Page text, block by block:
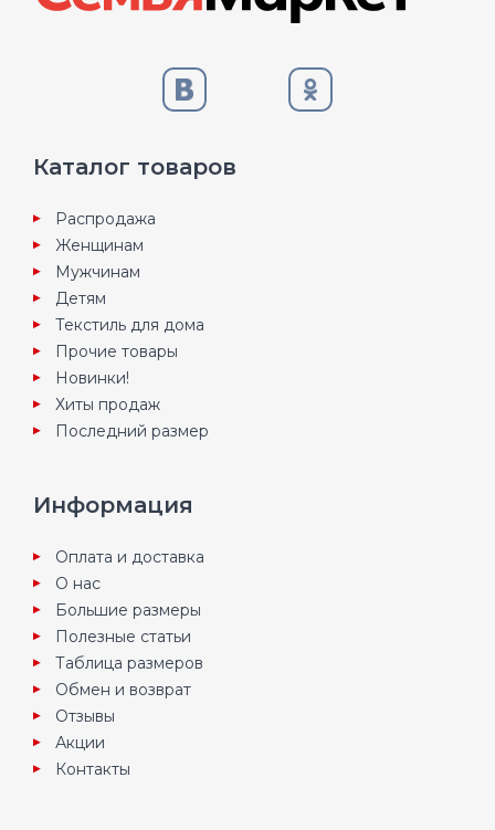
Каталог товаров
Распродажа
Женщинам
Мужчинам
Детям
Текстиль для дома
Прочие товары
Новинки!
Хиты продаж
Последний размер
Информация
Оплата и доставка
О нас
Большие размеры
Полезные статьи
Таблица размеров
Обмен и возврат
Отзывы
Акции
Контакты